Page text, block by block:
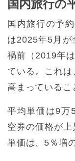
国内旅行の
国内旅行の予
は2025年5月が
禍前（2019年
ている。これ
高まっているこ
平均単価は9万
空券の価格が
単価は、5％増